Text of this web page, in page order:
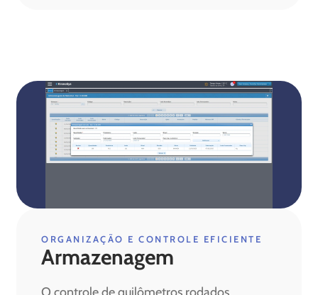
ORGANIZAÇÃO E CONTROLE EFICIENTE
Armazenagem